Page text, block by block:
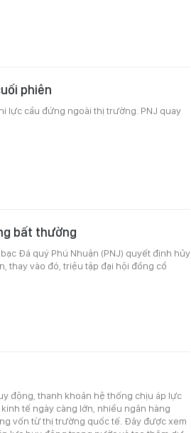
phiên
lực cầu đứng ngoài thị trường. PNJ quay
bất thường
Đá quý Phú Nhuận (PNJ) quyết định hủy
thay vào đó, triệu tập đại hội đồng cổ
động, thanh khoản hệ thống chịu áp lực
tế ngày càng lớn, nhiều ngân hàng
vốn từ thị trường quốc tế. Đây được xem